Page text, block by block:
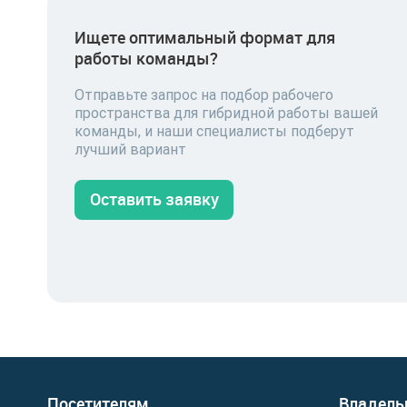
Ищете оптимальный формат для
работы команды?
Отправьте запрос на подбор рабочего
пространства для гибридной работы вашей
команды, и наши специалисты подберут
лучший вариант
Оставить заявку